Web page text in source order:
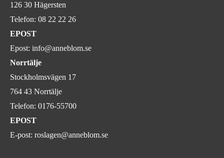
126 30 Hägersten
Telefon: 08 22 22 26
EPOST
Epost: info@anneblom.se
Norrtälje
Stockholmsvägen 17
764 43 Norrtälje
Telefon: 0176-55700
EPOST
E-post: roslagen@anneblom.se